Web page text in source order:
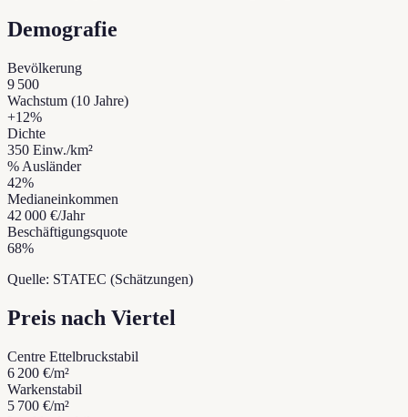
Demografie
Bevölkerung
9 500
Wachstum (10 Jahre)
+12%
Dichte
350 Einw./km²
% Ausländer
42%
Medianeinkommen
42 000 €/Jahr
Beschäftigungsquote
68%
Quelle: STATEC (Schätzungen)
Preis nach Viertel
Centre Ettelbruckstabil
6 200 €/m²
Warkenstabil
5 700 €/m²